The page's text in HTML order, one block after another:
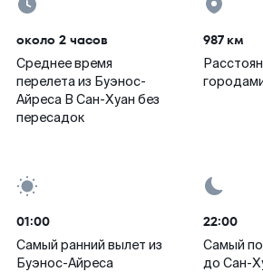
около 2 часов
Среднее время
перелета из Буэнос-
Айреса В Сан-Хуан без
пересадок
987 км
01:00
Самый ранний вылет из
Буэнос-Айреса
22:00
Самый
до Сан-